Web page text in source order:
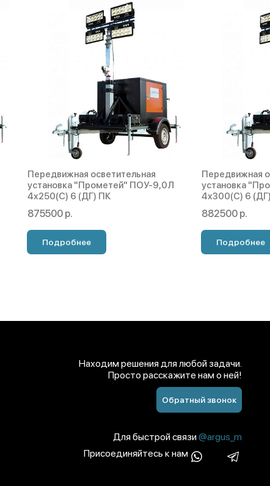
Передвижная осветительная
установка "Прометей" ПОУ-9,0Л
4х250(С) 6 (ДГ) ПК
875500 р.
Подробнее
Передвижная
установка
4х300(С) 6
882500 р.
Подробнее
Находим решения для любой задачи.
Просто расскажите нам о ней!
Обратный звонок
Для быстрой связи@argus_m
Присоединяйтесь к нам